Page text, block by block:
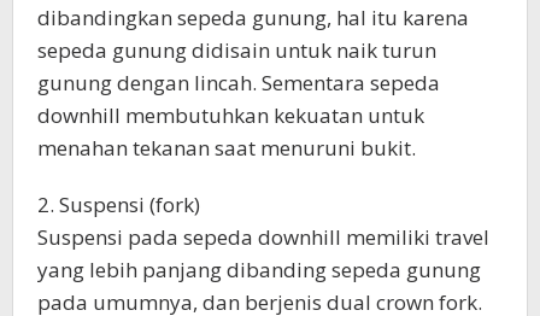
dibandingkan sepeda gunung, hal itu karena
sepeda gunung didisain untuk naik turun
gunung dengan lincah. Sementara sepeda
downhill membutuhkan kekuatan untuk
menahan tekanan saat menuruni bukit.
2. Suspensi (fork)
Suspensi pada sepeda downhill memiliki travel
yang lebih panjang dibanding sepeda gunung
pada umumnya, dan berjenis dual crown fork.